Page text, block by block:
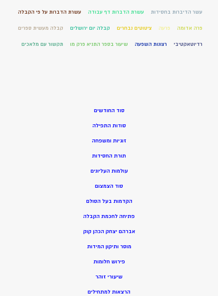
עשר הדיברות בחסידות עשרת הדברות דף עבודה עשרת הדברות על פי הקבלה
פרה אדומה פרעה ציטוטים נבחרים קבלה יום ירושלים קבלה מעשית ספרים
רדיוטאקטיבי רצונות השפעה שיעור בספר התניא פרק מו תקשור עם מלאכים
סוד החודשים
סודות התפילה
זוגיות ומשפחה
תורת החסידות
עולמות העליונים
סוד הצמצום
הקדמות בעל הסולם
פתיחה לחכמת הקבלה
אברהם יצחק הכהן קוק
מוסר ותיקון המידות
פירוש חלומות
שיעורי זוהר
הרצאות למתחילים